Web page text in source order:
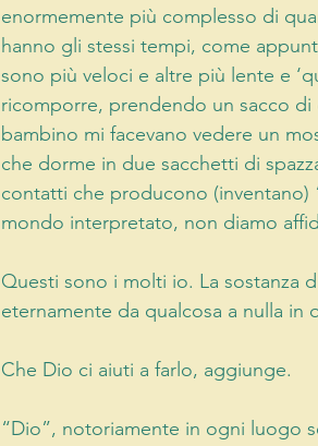
enormemente più complesso di
hanno gli stessi tempi, come
sono più veloci e altre più lente e
ricomporre, prendendo un sacco
bambino mi facevano vedere un
che dorme in due sacchetti di
contatti che producono (inventano)
mondo interpretato, non diamo
Questi sono i molti io. La sostanza
eternamente da qualcosa a nulla in
Che Dio ci aiuti a farlo, aggiunge.
“Dio”, notoriamente in ogni luogo